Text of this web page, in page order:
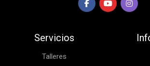
Servicios
Talleres